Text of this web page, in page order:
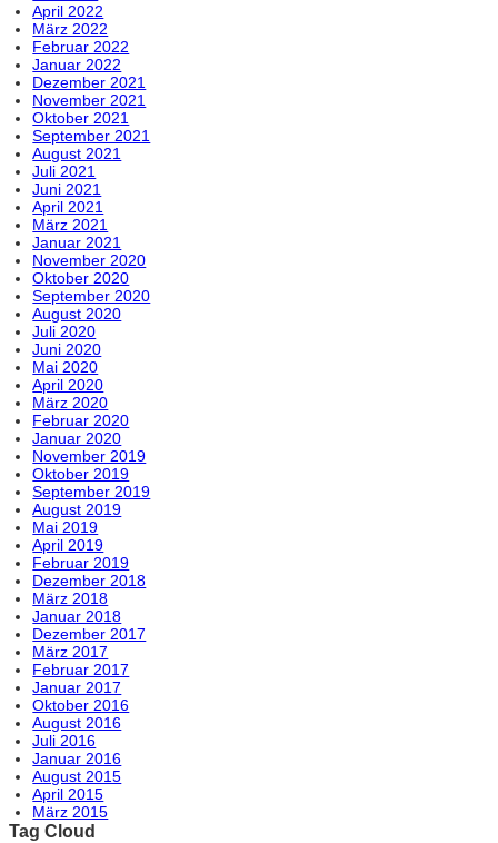
April 2022
März 2022
Februar 2022
Januar 2022
Dezember 2021
November 2021
Oktober 2021
September 2021
August 2021
Juli 2021
Juni 2021
April 2021
März 2021
Januar 2021
November 2020
Oktober 2020
September 2020
August 2020
Juli 2020
Juni 2020
Mai 2020
April 2020
März 2020
Februar 2020
Januar 2020
November 2019
Oktober 2019
September 2019
August 2019
Mai 2019
April 2019
Februar 2019
Dezember 2018
März 2018
Januar 2018
Dezember 2017
März 2017
Februar 2017
Januar 2017
Oktober 2016
August 2016
Juli 2016
Januar 2016
August 2015
April 2015
März 2015
Tag Cloud